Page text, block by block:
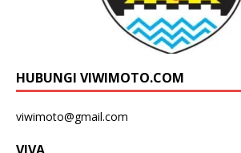
HUBUNGI VIWIMOTO.COM
viwimoto@gmail.com